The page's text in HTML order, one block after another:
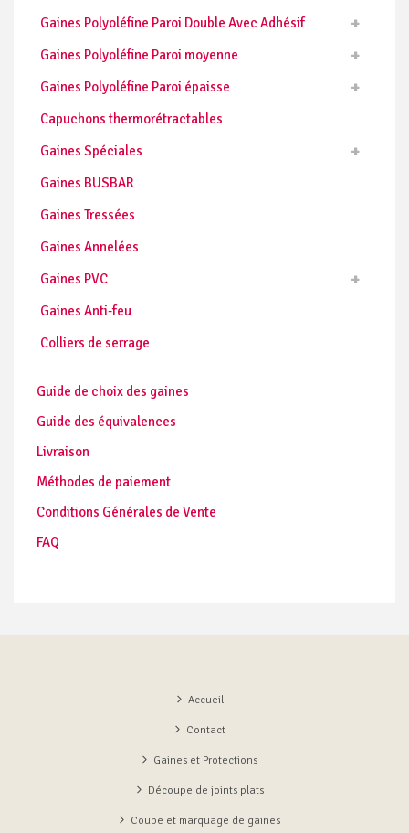
Gaines Polyoléfine Paroi Double Avec Adhésif
Gaines Polyoléfine Paroi moyenne
Gaines Polyoléfine Paroi épaisse
Capuchons thermorétractables
Gaines Spéciales
Gaines BUSBAR
Gaines Tressées
Gaines Annelées
Gaines PVC
Gaines Anti-feu
Colliers de serrage
Guide de choix des gaines
Guide des équivalences
Livraison
Méthodes de paiement
Conditions Générales de Vente
FAQ
Accueil
Contact
Gaines et Protections
Découpe de joints plats
Coupe et marquage de gaines